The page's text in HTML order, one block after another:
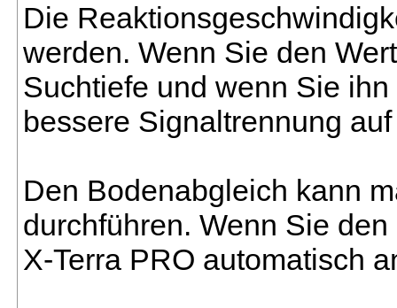
Die
werden. Wenn Sie den
Suchtiefe und wenn Sie
bessere Signaltrennung
Den Bodenabgleich kann
durchführen. Wenn Sie
X-Terra PRO automatisch